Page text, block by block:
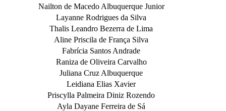
Nailton de Macedo Albuquerque Junior
Layanne Rodrigues da Silva
Thalis Leandro Bezerra de Lima
Aline Priscila de França Silva
Fabrícia Santos Andrade
Raniza de Oliveira Carvalho
Juliana Cruz Albuquerque
Leidiana Elias Xavier
Priscylla Palmeira Diniz Rozendo
Ayla Dayane Ferreira de Sá